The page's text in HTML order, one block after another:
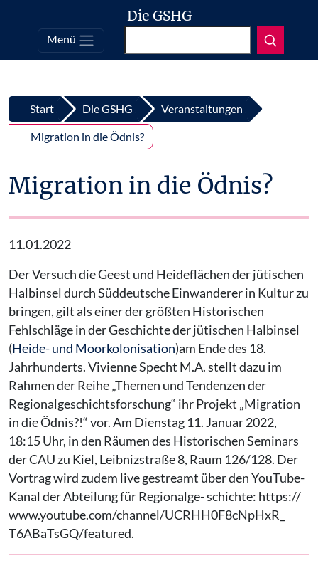
Top
Zum Inhalt springen
Die GSHG
Menü
Start Die GSHG Veranstaltungen
Migration in die Ödnis?
Migration in die Ödnis?
11.01.2022
Der Versuch die Geest und Heideflächen der jütischen
Halbinsel durch Süddeutsche Einwanderer in Kultur zu
bringen, gilt als einer der größten Historischen
Fehlschläge in der Geschichte der jütischen Halbinsel
(Heide- und Moorkolonisation)am Ende des 18.
Jahrhunderts. Vivienne Specht M.A. stellt dazu im
Rahmen der Reihe „Themen und Tendenzen der
Regionalgeschichtsforschung“ ihr Projekt „Migration
in die Ödnis?!“ vor. Am Dienstag 11. Januar 2022,
18:15 Uhr, in den Räumen des Historischen Seminars
der CAU zu Kiel, Leibnizstraße 8, Raum 126/128. Der
Vortrag wird zudem live gestreamt über den YouTube-
Kanal der Abteilung für Regionalge- schichte: https://
www.youtube.com/channel/UCRHH0F8cNpHxR_
T6ABaTsGQ/featured.